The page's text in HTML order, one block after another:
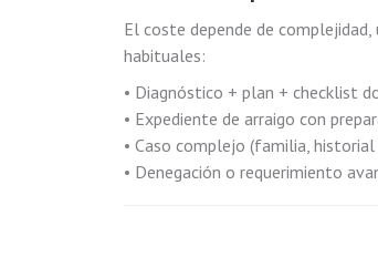
El coste depende de
habituales:
• Diagnóstico + plan + checklist
• Expediente de arraigo con
• Caso complejo (familia,
• Denegación o requerimiento